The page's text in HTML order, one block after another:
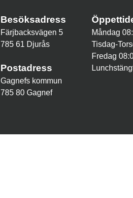
Besöksadress
Färjbacksvägen 5
785 61 Djurås
Postadress
Gagnefs kommun
785 80 Gagnef
Måndag
Tisdag-
Fredag